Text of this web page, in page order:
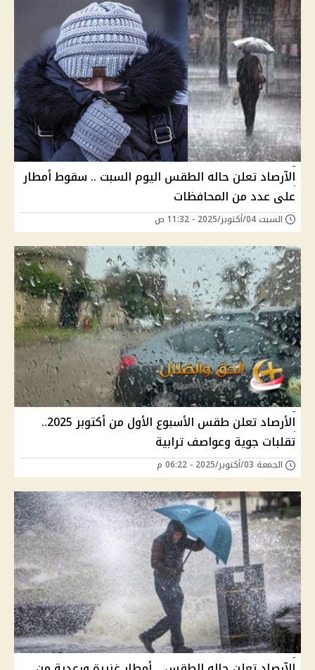
الآرصاد تعلن حاله الطقس اليوم السبت .. سقوط أمطار
على عدد من المحافظات
السبت 04/أكتوبر/2025 - 11:32 ص
الأرصاد تعلن طقس الأسبوع الأول من أكتوبر 2025..
تقلبات جوية وعواصف ترابية
الجمعة 03/أكتوبر/2025 - 06:22 م